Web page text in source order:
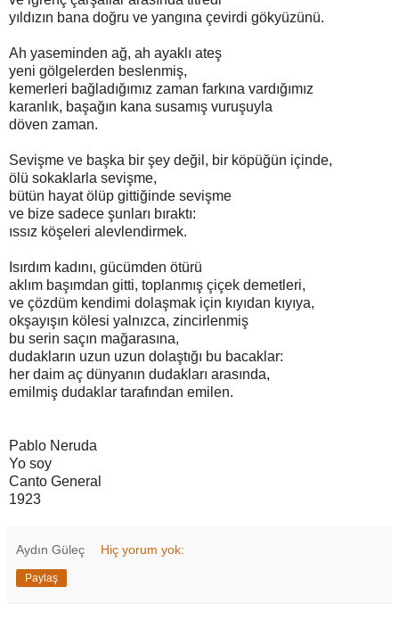
yıldızın bana doğru ve yangına çevirdi gökyüzünü.
Ah yaseminden ağ, ah ayaklı ateş
yeni gölgelerden beslenmiş,
kemerleri bağladığımız zaman farkına vardığımız
karanlık, başağın kana susamış vuruşuyla
döven zaman.
Sevişme ve başka bir şey değil, bir köpüğün içinde,
ölü sokaklarla sevişme,
bütün hayat ölüp gittiğinde sevişme
ve bize sadece şunları bıraktı:
ıssız köşeleri alevlendirmek.
Isırdım kadını, gücümden ötürü
aklım başımdan gitti, toplanmış çiçek demetleri,
ve çözdüm kendimi dolaşmak için kıyıdan kıyıya,
okşayışın kölesi yalnızca, zincirlenmiş
bu serin saçın mağarasına,
dudakların uzun uzun dolaştığı bu bacaklar:
her daim aç dünyanın dudakları arasında,
emilmiş dudaklar tarafından emilen.
Pablo Neruda
Yo soy
Canto General
1923
Aydın Güleç Hiç yorum yok:
Paylaş